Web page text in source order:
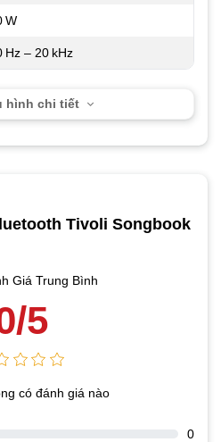
W
Hz – 20 kHz
hình chi tiết
Tivoli Songbook
Giá Trung Bình
5
có đánh giá nào
0